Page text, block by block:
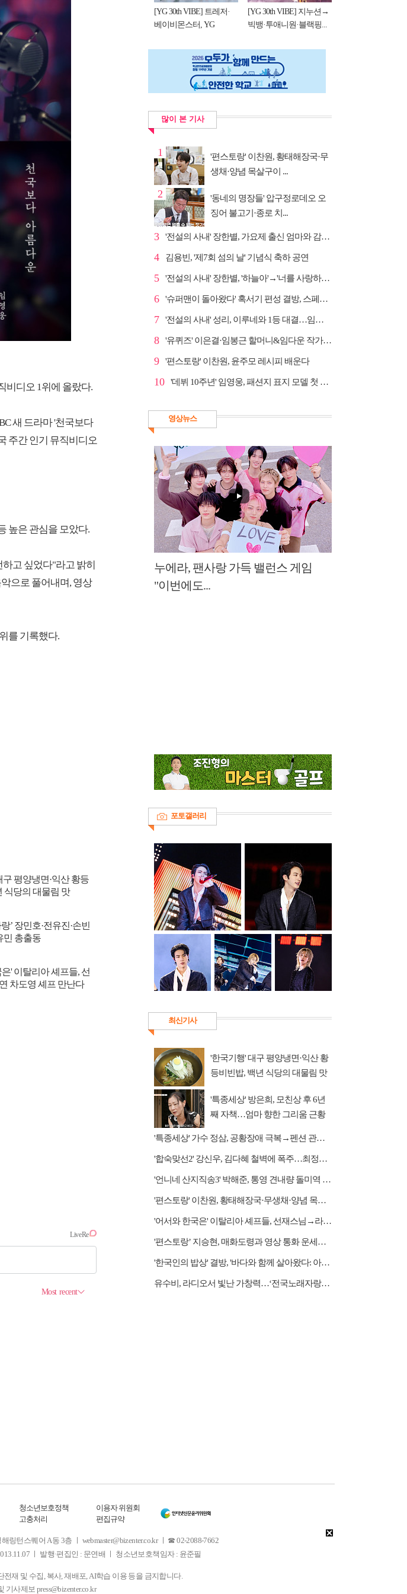
비디오 1위에 올랐다.
새 드라마 '천국보다
주간 인기 뮤직비디오
높은 관심을 모았다.
고 싶었다"라고 밝히
으로 풀어내며, 영상
를 기록했다.
구 평양냉면·익산 황등
식당의 대물림 맛
’ 장민호·전유진·손빈
민 총출동
' 이탈리아 셰프들, 선
차도영 셰프 만난다
[YG 30th VIBE] 트레저·
베이비몬스터, YG
[YG 30th VIBE] 지누션→
빅뱅·투애니원·블랙핑...
많이 본 기사
1
'편스토랑' 이찬원, 황태해장국·무
생채·양념 목살구이 ...
2
'동네의 명장들' 압구정로데오 오
징어 불고기·종로 치...
3 '전설의 사내' 장한별, 가요제 출신 엄마와 감동 듀엣
4 김용빈, '제7회 섬의 날' 기념식 축하 공연
5 '전설의 사내' 장한별, '하늘아'→'너를 사랑하고도' 명...
6 '슈퍼맨이 돌아왔다' 혹서기 편성 결방, 스페셜 방송
7 '전설의 사내' 성리, 이루네와 1등 대결…임영웅 '보금...
8 '유퀴즈' 이은결·임봉근 할머니&임다운 작가·이승철, '...
9 '편스토랑' 이찬원, 윤주모 레시피 배운다
10 '데뷔 10주년' 임영웅, 패션지 표지 모델 첫 도전
영상뉴스
누에라, 팬사랑 가득 밸런스 게임
"이번에도...
포토갤러리
최신기사
'한국기행' 대구 평양냉면·익산 황
등비빈밥, 백년 식당의 대물림 맛
'특종세상' 방은희, 모친상 후 6년
째 자책…엄마 향한 그리움 근황
'특종세상' 가수 정삼, 공황장애 극복→펜션 관리자 근황
'합숙맞선2' 강신우, 김다혜 철벽에 폭주…최정윤 두고 이인권·권예찬·문성모 경쟁
'언니네 산지직송3' 박해준, 통영 견내량 돌미역 조업 합류…루지 체험
'편스토랑' 이찬원, 황태해장국·무생채·양념 목살구이 등 윤주모 레시피 섭렵
'어서와 한국은' 이탈리아 셰프들, 선재스님→라연 차도영 셰프 만난다
'편스토랑’ 지승현, 매화도령과 영상 통화 운세…영탁 "결혼 운 있나요?" 기대
'한국인의 밥상' 결방, '바다와 함께 살아왔다: 아지매' 편성
유수비, 라디오서 빛난 가창력…‘전국노래자랑’ 최우수상 비하인드 공개
청소년보호정책
고충처리
이용자 위원회
편집규약
턴스퀘어 A동 3층 ㅣ webmaster@bizenter.co.kr ㅣ ☎ 02-2088-7662
ㅣ 발행·편집인 : 문연배 ㅣ 청소년보호책임자 : 윤준필
재 및 수집, 복사, 재배포, AI학습 이용 등을 금지합니다.
기사제보 press@bizenter.co.kr